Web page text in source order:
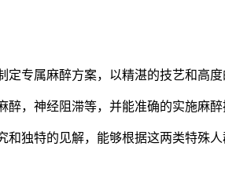
专属麻醉方案，以精湛的技艺和高度
，神经阻滞等，并能准确的实施麻醉
独特的见解，能够根据这两类特殊